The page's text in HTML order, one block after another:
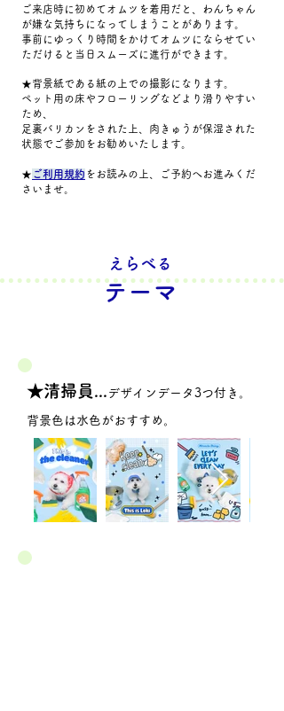
ご来店時に初めてオムツを着用だと、わんちゃん
が嫌な気持ちになってしまうことがあります。
事前にゆっくり時間をかけてオムツにならせてい
ただけると当日スムーズに進行ができます。
★背景紙である紙の上での撮影になります。
ペット用の床やフローリングなどより滑りやすい
ため、
足裏バリカンをされた上、肉きゅうが保湿された
状態でご参加をお勧めいたします。​
★ ご利用規約 をお読みの上、ご予約へお進みくだ
さいませ。
えらべる
​テーマ
★清掃員... デザインデータ3つ付き。
背景色は水色がおすすめ。